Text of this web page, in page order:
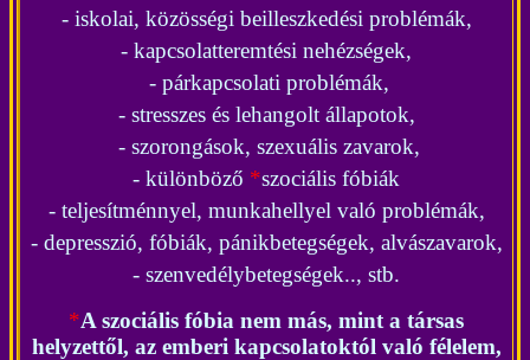
- iskolai, közösségi beilleszkedési problémák,
- kapcsolatteremtési nehézségek,
- párkapcsolati problémák,
- stresszes és lehangolt állapotok,
- szorongások, szexuális zavarok,
- különböző *szociális fóbiák
- teljesítménnyel, munkahellyel való problémák,
- depresszió, fóbiák, pánikbetegségek, alvászavarok,
- szenvedélybetegségek.., stb.
*A szociális fóbia nem más, mint a társas
helyzettől, az emberi kapcsolatoktól való félelem,